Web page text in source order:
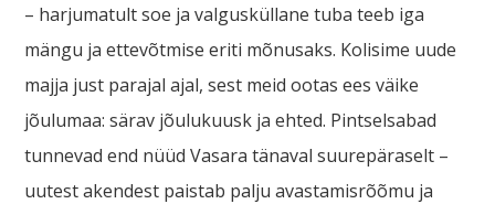
– harjumatult soe ja valgusküllane tuba teeb iga
mängu ja ettevõtmise eriti mõnusaks. Kolisime uude
majja just parajal ajal, sest meid ootas ees väike
jõulumaa: särav jõulukuusk ja ehted. Pintselsabad
tunnevad end nüüd Vasara tänaval suurepäraselt –
uutest akendest paistab palju avastamisrõõmu ja